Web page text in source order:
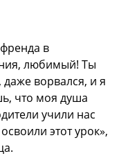
в
любимый! Ты
ворвался, и я
что моя душа
учили нас
этот урок»,